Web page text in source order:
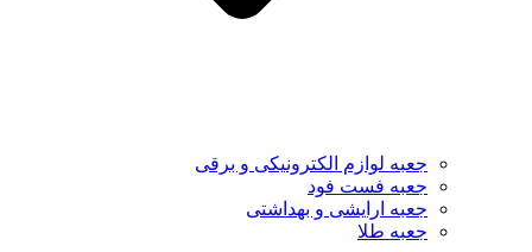
جعبه لوازم الکترونیکی و برقی
جعبه فست فود
جعبه ارایشی و بهداشتی
جعبه طلا